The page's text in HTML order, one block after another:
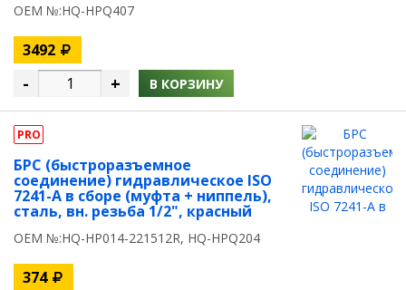
OEM №:HQ-HPQ407
3492
- + В КОРЗИНУ
PRO
БРС (быстроразъемное
соединение) гидравлическое ISO
7241-A в сборе (муфта + ниппель),
сталь, вн. резьба 1/2", красный
OEM №:HQ-HP014-221512R, HQ-HPQ204
374